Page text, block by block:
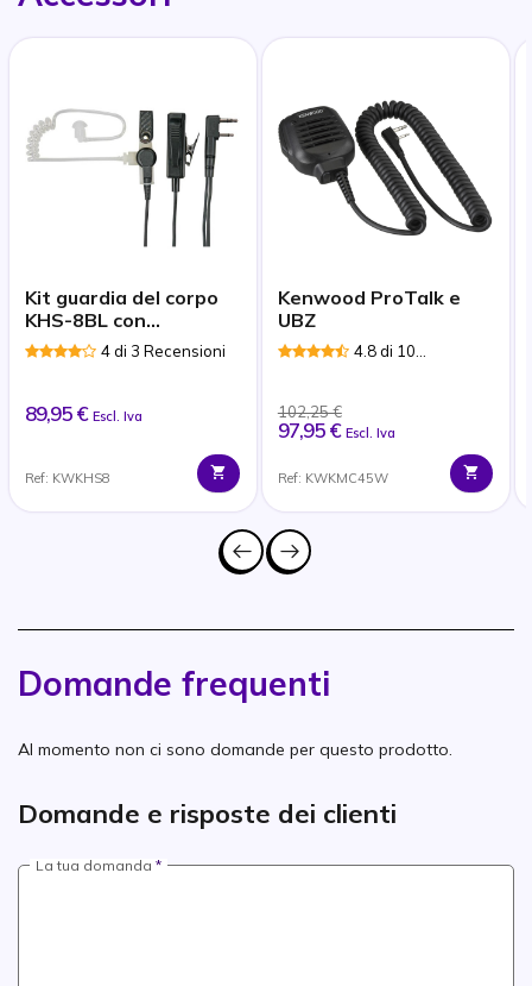
Kit guardia del corpo
KHS-8BL con
microfono per
Kenwood
4 di 3 Recensioni
89,95 € Escl. Iva
Ref: KWKHS8
Kenwood ProTalk e
UBZ
4.8 di 10
102,25 €
97,95 € Escl. Iva
Ref: KWKMC45W
Domande frequenti
Al momento non ci sono domande per questo prodotto.
Domande e risposte dei clienti
La tua domanda